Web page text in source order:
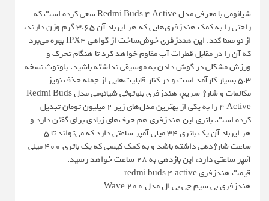
شیائومی با معرفی مدل Redmi Buds 4 Active سعی کرده است که
راحتی را به کمک هندزفری‌هایی که هر ایرباد آن 3.65 گرم وزن دارند،
از نو معنا کند. این هندزفری خوش‌ساخت از گواهی IPX4 بهره می‌برد
که آن را در مقابل قطرات آب مقاوم خواهد کرد تا هنگام تحرک و
ورزش مشکلی در گوش دادن به موسیقی نداشته باشید. بلوتوث نسخه
5.3 بسیار کارآمد است و در کنار قابلیت‌هایی از جمله حذف نویز
مکالمات و شارژ سریع، هندزفری بلوتوثی شیائومی مدل Redmi Buds
4 Active را به یکی از بهترین مدل‌های زیر 2 میلیون تومان تبدیل
کرده است. باتری این هندزفری هم حرف‌های زیادی برای گفتن دارد و
هر ایرباد آن یک باتری 34 میلی آمپر ساعتی دارد که می‌تواند تا 5
ساعت شارژدهی داشته باشد و به کمک کیسی که یک باتری 400 میلی
آمپر ساعتی دارد، این بازدهی به 28 ساعت خواهد رسید.
قیمت هندزفری redmi buds 4 active
هندزفری بی سیم جی بی ال مدل Wave 200